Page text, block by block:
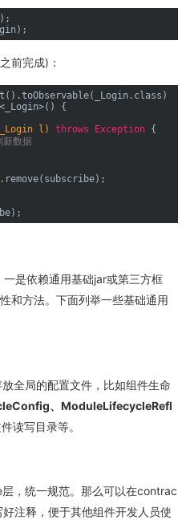
前完成)：
{
l) throws Exception {
数据
是依赖通用基础jar或第三方框
和方法。下面列举一些基础通用
全局的配置文件，比如组件生命
、ModuleLifecycleRefl
读写目录等。
，统一规范。那么可以在contrac
注释，便于其他组件开发人员使